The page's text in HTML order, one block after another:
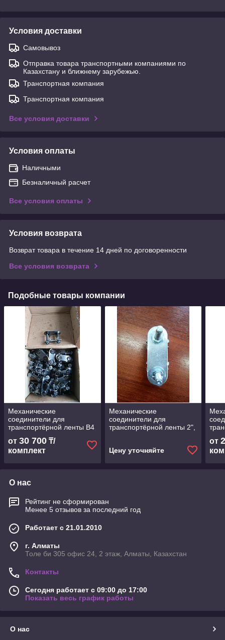
Условия доставки
Самовывоз
Отправка товара транспортными компаниями по
Казахстану и ближнему зарубежью.
Транспортная компания
Транспортная компания
Все условия доставки
Условия оплаты
Наличными
Безналичный расчет
Все условия оплаты
Условия возврата
Возврат товара в течение 14 дней по договоренности
Все условия возврата
Подобные товары компании
Механические
соединители для
транспортёрной ленты B4
от 30 700 ₸/
комплект
Механические
соединители для
транспортёрной ленты 2",
Цену уточняйте
от
О нас
Рейтинг не сформирован
Менее 5 отзывов за последний год
Работает с 21.01.2010
г. Алматы
Толе би 305 офис 24, 2 этаж, Алматы, Казахстан
Контакты
Сегодня работает с 09:00 до 17:00
Показать весь график работы
О нас